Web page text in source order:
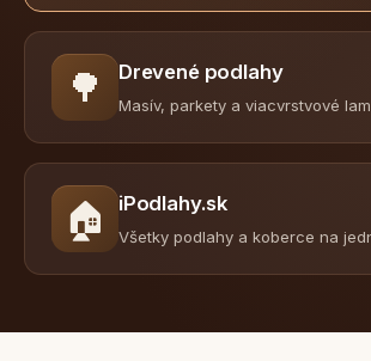
🌳 Drevené podlahy
Masív, parkety a viacvrstvové
🏠 iPodlahy.sk
Všetky podlahy a koberce na